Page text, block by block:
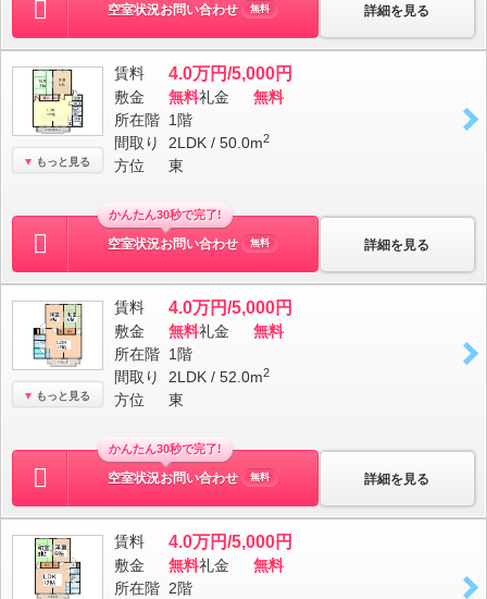
詳細を見る
空室状況お問い合わせ 無料
もっと見る
賃料 4.0万円/5,000円
敷金 無料礼金
無料
所在階 1階
間取り
2LDK / 50.0m2
方位 東
詳細を見る
かんたん30秒で完了!
空室状況お問い合わせ 無料
もっと見る
賃料 4.0万円/5,000円
敷金 無料礼金
無料
所在階 1階
間取り
2LDK / 52.0m2
方位 東
詳細を見る
かんたん30秒で完了!
空室状況お問い合わせ 無料
賃料 4.0万円/5,000円
敷金 無料礼金
無料
所在階 2階